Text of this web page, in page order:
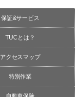
保証&サービス
TUCとは？
アクセスマップ
特別作業